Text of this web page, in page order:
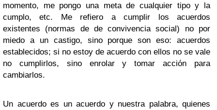
momento, me pongo una meta de cualquier tipo y la
cumplo, etc. Me refiero a cumplir los acuerdos
existentes (normas de de convivencia social) no por
miedo a un castigo, sino porque son eso: acuerdos
establecidos; si no estoy de acuerdo con ellos no se vale
no cumplirlos, sino enrolar y tomar acción para
cambiarlos.
Un acuerdo es un acuerdo y nuestra palabra, quienes